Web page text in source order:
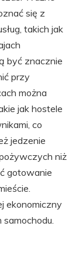
się z
takich jak
być znacznie
przy
można
jak hostele
co
jedzenie
niż
gotowanie
ekonomiczny